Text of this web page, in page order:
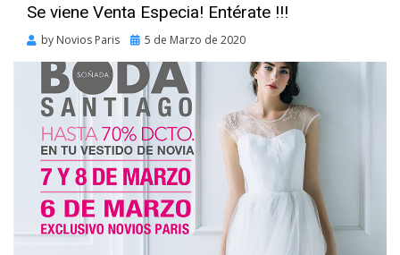
Se viene Venta Especia! Entérate !!!
by Novios Paris
Posted
5 de Marzo de 2020